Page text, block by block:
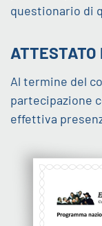
questionario di
ATTESTATO
Al termine del
partecipazione
effettiva